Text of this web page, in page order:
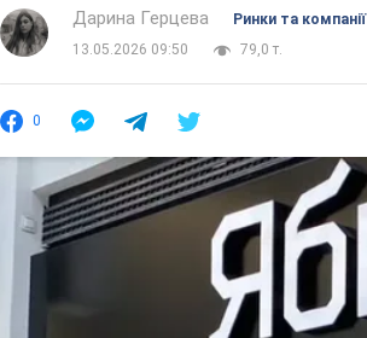
Дарина Герцева
Ринки та компанії
13.05.2026 09:50
79,0 т.
0